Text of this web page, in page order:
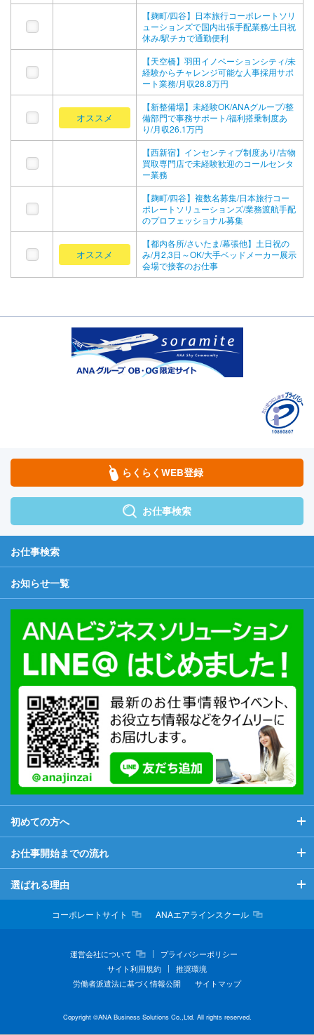
【麹町/四谷】日本旅行コーポレートソリ
ューションズで国内出張手配業務/土日祝
休み/駅チカで通勤便利
【天空橋】羽田イノベーションシティ/未
経験からチャレンジ可能な人事採用サポ
ート業務/月収28.8万円
オススメ
【新整備場】未経験OK/ANAグループ/整
備部門で事務サポート/福利搭乗制度あ
り/月収26.1万円
【西新宿】インセンティブ制度あり/古物
買取専門店で未経験歓迎のコールセンタ
ー業務
【麹町/四谷】複数名募集/日本旅行コー
ポレートソリューションズ/業務渡航手配
のプロフェッショナル募集
オススメ
【都内各所/さいたま/幕張他】土日祝の
み/月2,3日～OK/大手ベッドメーカー展示
会場で接客のお仕事
らくらくWEB登録
お仕事検索
お仕事検索
お知らせ一覧
初めての方へ
初めての方へ
当社が初めての方へ
希望のお仕事につくために
お仕事開始までの流れ
お仕事開始までの流れ
マイページについて
選ばれる理由
選ばれる理由コーポレートサイト ANAエアラインスクール
運営会社について
プライバシーポリシー
サイト利用規約
推奨環境
労働者派遣法に基づく情報公開
サイトマップ
Copyright ©ANA Business Solutions Co.,Ltd. All rights reserved.